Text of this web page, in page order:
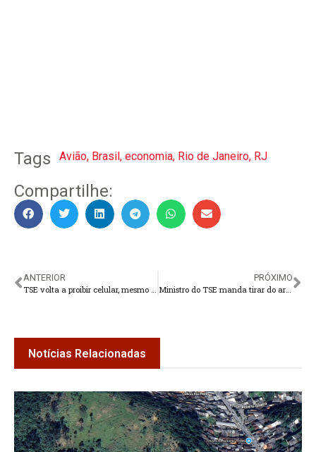
Tags Avião, Brasil, economia, Rio de Janeiro, RJ
Compartilhe:
ANTERIOR
PRÓXIMO
Notícias Relacionadas